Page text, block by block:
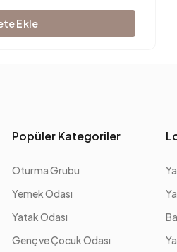
Ekle
Popüler Kategoriler
Oturma Grubu
Yemek Odası
Yatak Odası
Genç ve Çocuk Odası